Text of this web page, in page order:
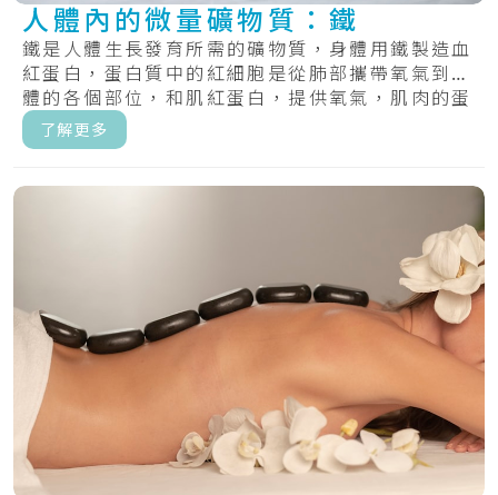
人體內的微量礦物質：鐵
鐵是人體生長發育所需的礦物質，身體用鐵製造血
紅蛋白，蛋白質中的紅細胞是從肺部攜帶氧氣到身
體的各個部位，和肌紅蛋白，提供氧氣，肌肉的蛋
白質.....
了解更多